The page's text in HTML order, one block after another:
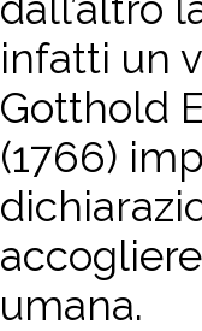
infatti un
Gotthold
(1766)
umana.